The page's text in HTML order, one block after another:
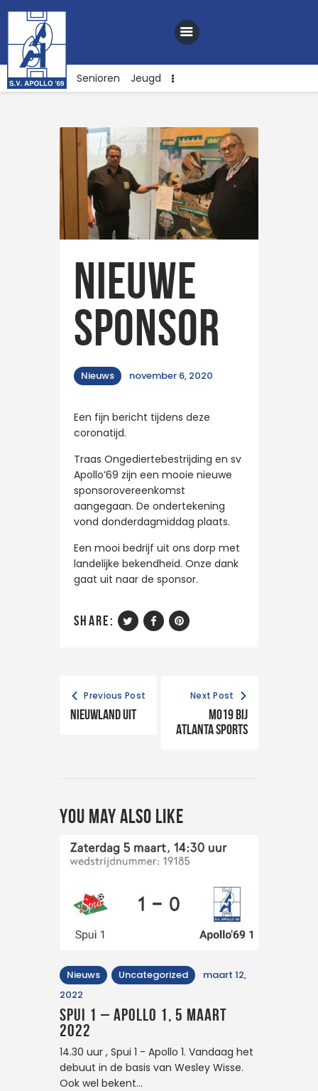
Senioren Jeugd
Nieuws
Club
Sponsoren
Webshop
Vacatures
Lid worden
Nieuwe
sponsor
Nieuws november 6, 2020
Een fijn bericht tijdens deze
coronatijd.
Traas Ongediertebestrijding en sv
Apollo’69 zijn een mooie nieuwe
sponsorovereenkomst
aangegaan. De ondertekening
vond donderdagmiddag plaats.
Een mooi bedrijf uit ons dorp met
landelijke bekendheid. Onze dank
gaat uit naar de sponsor.
share:
Previous Post
Nieuwland uit
Next Post
MO19 bij
Atlanta sports
You May Also Like
Nieuws Uncategorized
maart 12,
2022
Spui 1 – Apollo 1, 5 maart
2022
14.30 uur , Spui 1 - Apollo 1. Vandaag het
debuut in de basis van Wesley Wisse.
Ook wel bekent…